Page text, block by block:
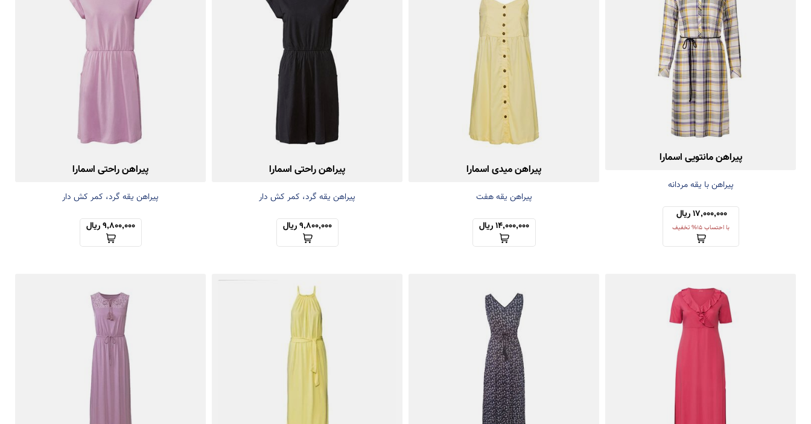
پیراهن مانتویی اسمارا
پیراهن با یقه مردانه
17,000,000 ریال
با احتساب 15% تخفیف
پیراهن میدی اسمارا
پیراهن یقه هفت
14,000,000 ریال
پیراهن راحتی اسمارا
پیراهن یقه گرد، کمر کش دار
9,800,000 ریال
پیراهن راحتی اسمارا
پیراهن یقه گرد، کمر کش دار
9,800,000 ریال